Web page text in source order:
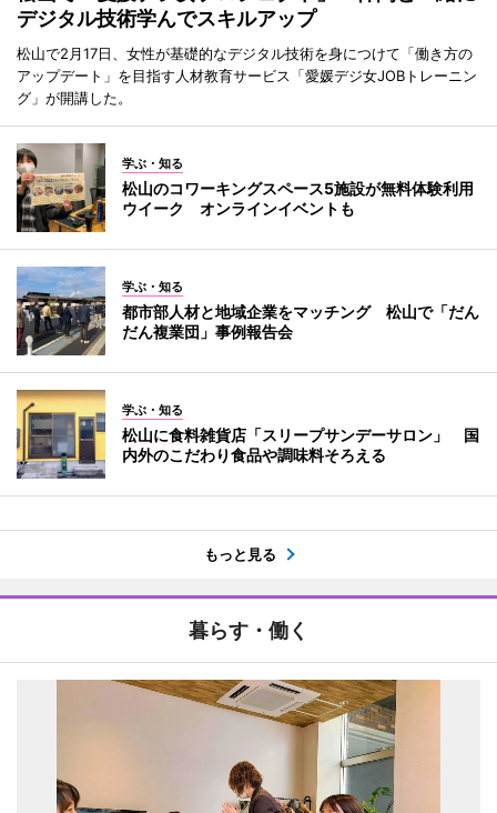
デジタル技術学んでスキルアップ
松山で2月17日、女性が基礎的なデジタル技術を身につけて「働き方の
アップデート」を目指す人材教育サービス「愛媛デジ女JOBトレーニン
グ」が開講した。
学ぶ・知る
松山のコワーキングスペース5施設が無料体験利用
ウイーク オンラインイベントも
学ぶ・知る
都市部人材と地域企業をマッチング 松山で「だん
だん複業団」事例報告会
学ぶ・知る
松山に食料雑貨店「スリープサンデーサロン」 国
内外のこだわり食品や調味料そろえる
もっと見る
暮らす・働く